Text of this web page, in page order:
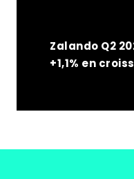
Zalando Q2
+1,1% en